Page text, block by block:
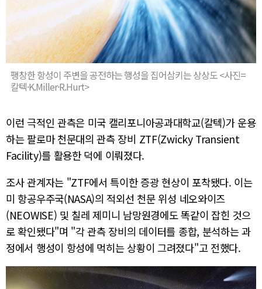
팽창한 항성이 주변을 공전하는 행성을 집어삼키는 상상도 <사진=
칼텍·K.Miller·R.Hurt>
이런 극적인 관측은 미국 캘리포니아공과대학교(칼텍)가 운용
하는 팔로마 천문대의 관측 장비 ZTF(Zwicky Transient
Facility)를 활용한 덕에 이뤄졌다.
조사 관계자는 "ZTF에서 특이한 증광 현상이 포착됐다. 이는
미 항공우주국(NASA)의 적외선 천문 위성 네오와이즈
(NEOWISE) 및 칠레 제미니 남망원경에도 똑같이 잡힌 것으
로 확인됐다"며 "각 관측 장비의 데이터를 종합, 분석하는 과
정에서 행성이 항성에 먹히는 상황이 그려졌다"고 전했다.